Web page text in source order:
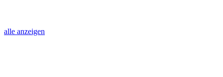
alle anzeigen